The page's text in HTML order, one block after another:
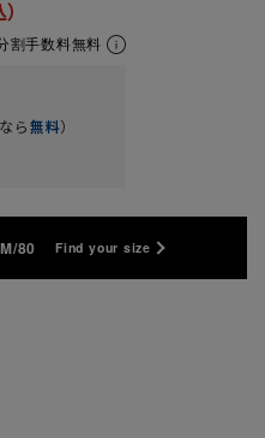
割手数料無料
ら無料）
M/80 Find your size